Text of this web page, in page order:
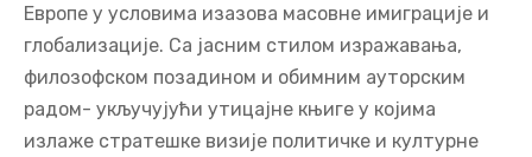
Европе у условима изазова масовне имиграције и
глобализације. Са јасним стилом изражавања,
филозофском позадином и обимним ауторским
радом- укључујући утицајне књиге у којима
излаже стратешке визије политичке и културне